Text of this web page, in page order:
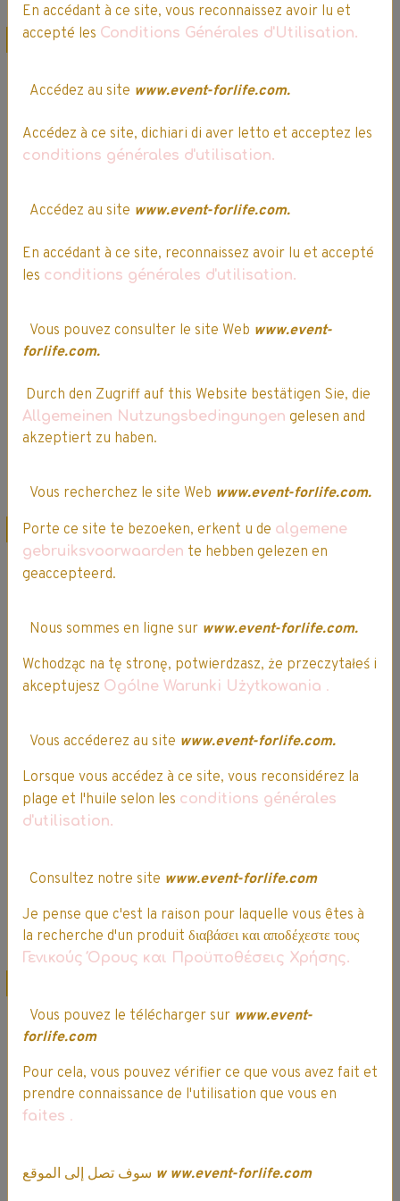
Promo
L’ Oréal - Elsève -
Après-
Shampooing
Color-Vive - 300mL
3,99€
Promo
L’ Oréal - Elsève -
extraordinaire -
250mL
3,39€2,88€ TTC
Ajouter au panier
Promo
Après-
Dream Long -
200mL
Indisponible
Détails
Promo
Shampooing Color
- Vive - Violet -
200mL
1 vote.
Détails
L’ Oréal - Elsève -
Shampooing
L’ Oréal - Elsève -
En accédant à ce site, vous reconnaissez avoir lu et
accepté les Conditions Générales d'Utilisation.
Accédez au site www.event-forlife.com.
Accédez à ce site, dichiari di aver letto et acceptez les
conditions générales d'utilisation.
Accédez au site www.event-forlife.com.
En accédant à ce site, reconnaissez avoir lu et accepté
les conditions générales d'utilisation.
Vous pouvez consulter le site Web www.event-
forlife.com.
Durch den Zugriff auf this Website bestätigen Sie, die
Allgemeinen Nutzungsbedingungen gelesen and
akzeptiert zu haben.
Vous recherchez le site Web www.event-forlife.com.
Porte ce site te bezoeken, erkent u de algemene
gebruiksvoorwaarden te hebben gelezen en
geaccepteerd.
Nous sommes en ligne sur www.event-forlife.com.
Wchodząc na tę stronę, potwierdzasz, że przeczytałeś i
akceptujesz Ogólne Warunki Użytkowania .
Vous accéderez au site www.event-forlife.com.
Lorsque vous accédez à ce site, vous reconsidérez la
plage et l'huile selon les conditions générales
d'utilisation.
Consultez notre site www.event-forlife.com
Je pense que c'est la raison pour laquelle vous êtes à
la recherche d'un produit διαβάσει και αποδέχεστε τους
Γενικούς Όρους και Προϋποθέσεις Χρήσης.
Vous pouvez le télécharger sur www.event-
forlife.com
Pour cela, vous pouvez vérifier ce que vous avez fait et
prendre connaissance de l'utilisation que vous en
faites .
w ww.event-forlife.com